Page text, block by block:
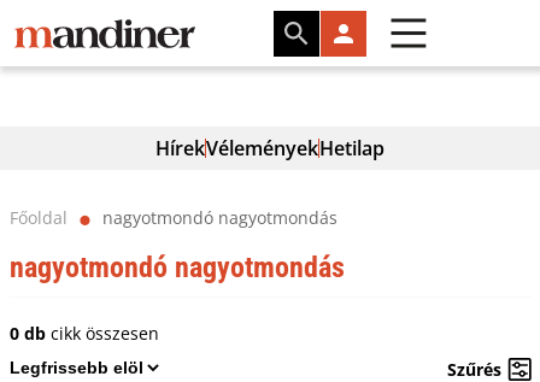
HírekVéleményekHetilap
Főoldal ⬤ nagyotmondó nagyotmondás
nagyotmondó nagyotmondás
0 dbcikk összesen
Szűrés